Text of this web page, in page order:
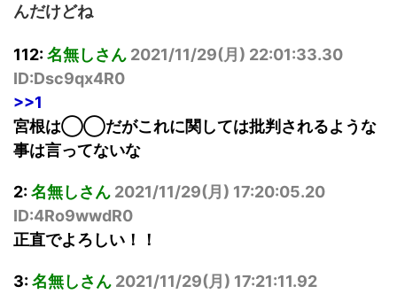
んだけどね
112:名無しさん 2021/11/29(月) 22:01:33.30
ID:Dsc9qx4R0
>>1
宮根は◯◯だがこれに関しては批判されるような
事は言ってないな
2:名無しさん 2021/11/29(月) 17:20:05.20
ID:4Ro9wwdR0
正直でよろしい！！
3:名無しさん 2021/11/29(月) 17:21:11.92